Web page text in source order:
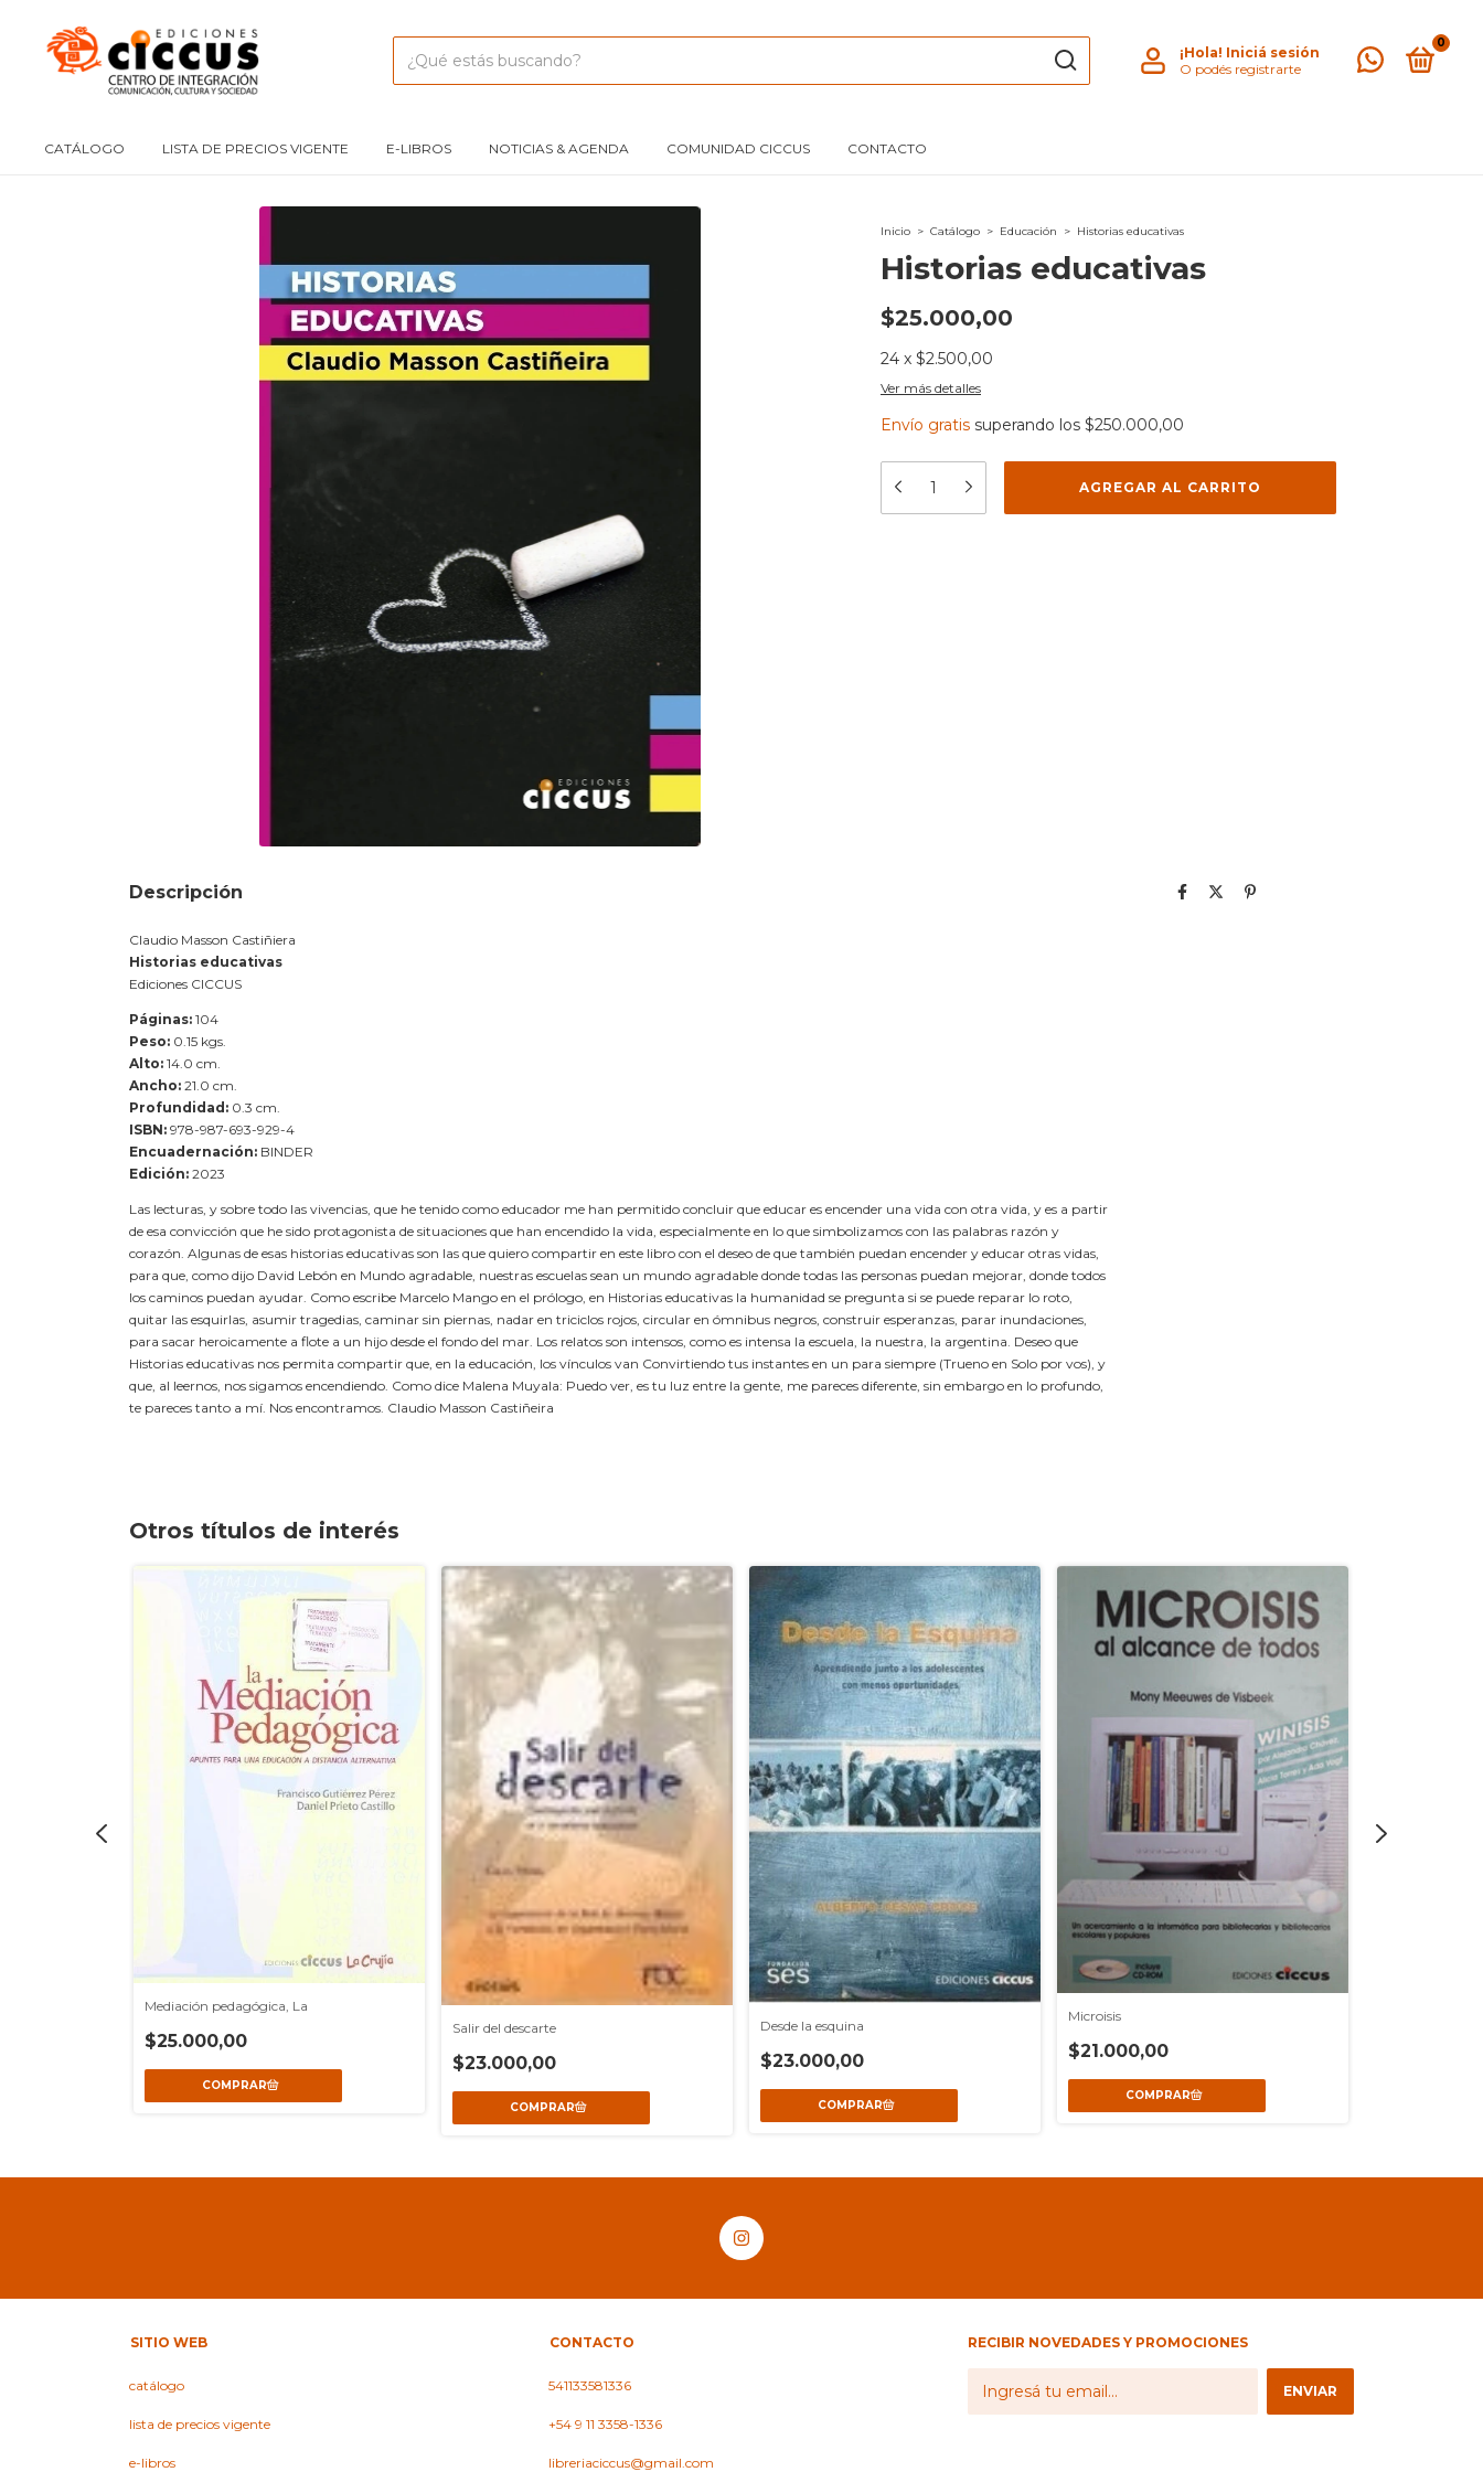
¡Hola! Iniciá sesión
O podés registrarte
0
CATÁLOGO LISTA DE PRECIOS VIGENTE E-LIBROS NOTICIAS & AGENDA COMUNIDAD CICCUS CONTACTO
Inicio > Catálogo > Educación > Historias educativas
Historias educativas
$25.000,00
24 x $2.500,00
Ver más detalles
Envío gratis superando los $250.000,00
Descripción
Claudio Masson Castiñiera
Historias educativas
Ediciones CICCUS
Páginas: 104
Peso: 0.15 kgs.
Alto: 14.0 cm.
Ancho: 21.0 cm.
Profundidad: 0.3 cm.
ISBN: 978-987-693-929-4
Encuadernación: BINDER
Edición: 2023
Las lecturas, y sobre todo las vivencias, que he tenido como educador me han permitido concluir que educar es encender una vida con otra vida, y es a partir
de esa convicción que he sido protagonista de situaciones que han encendido la vida, especialmente en lo que simbolizamos con las palabras razón y
corazón. Algunas de esas historias educativas son las que quiero compartir en este libro con el deseo de que también puedan encender y educar otras vidas,
para que, como dijo David Lebón en Mundo agradable, nuestras escuelas sean un mundo agradable donde todas las personas puedan mejorar, donde todos
los caminos puedan ayudar. Como escribe Marcelo Mango en el prólogo, en Historias educativas la humanidad se pregunta si se puede reparar lo roto,
quitar las esquirlas, asumir tragedias, caminar sin piernas, nadar en triciclos rojos, circular en ómnibus negros, construir esperanzas, parar inundaciones,
para sacar heroicamente a flote a un hijo desde el fondo del mar. Los relatos son intensos, como es intensa la escuela, la nuestra, la argentina. Deseo que
Historias educativas nos permita compartir que, en la educación, los vínculos van Convirtiendo tus instantes en un para siempre (Trueno en Solo por vos), y
que, al leernos, nos sigamos encendiendo. Como dice Malena Muyala: Puedo ver, es tu luz entre la gente, me pareces diferente, sin embargo en lo profundo,
te pareces tanto a mí. Nos encontramos. Claudio Masson Castiñeira
Otros títulos de interés
Mediación pedagógica, La
$25.000,00
Salir del descarte
$23.000,00
Desde la esquina
$23.000,00
Microisis
$21.000,00
SITIO WEB
catálogo
lista de precios vigente
e-libros
CONTACTO
541133581336
+54 9 11 3358-1336
libreriaciccus@gmail.com
RECIBIR NOVEDADES Y PROMOCIONES